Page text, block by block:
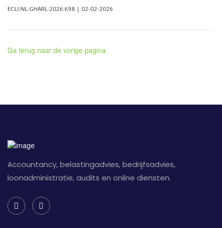
ECLI:NL:GHARL:2026:698 | 02-02-2026
Ga terug naar de vorige pagina
Accountancy, belastingadvies, bedrijfsadvies,
loonadministratie, audits en online diensten.